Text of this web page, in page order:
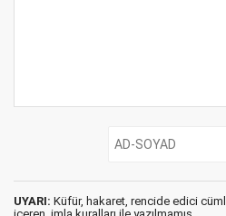
UYARI: Küfür, hakaret, rencide edici